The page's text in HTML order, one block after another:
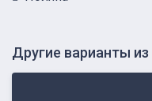
Другие варианты из